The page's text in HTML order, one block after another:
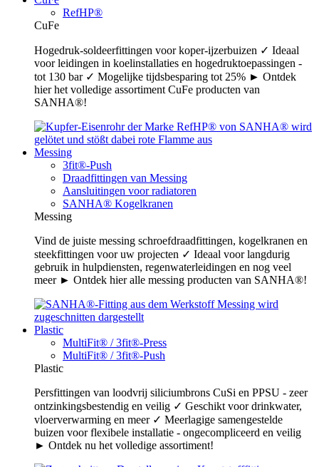
RefHP®
CuFe
Hogedruk-soldeerfittingen voor koper-ijzerbuizen ✓ Ideaal
voor leidingen in koelinstallaties en hogedruktoepassingen -
tot 130 bar ✓ Mogelijke tijdsbesparing tot 25% ► Ontdek
hier het volledige assortiment CuFe producten van
SANHA®!
Messing
3fit®-Push
Draadfittingen van Messing
Aansluitingen voor radiatoren
SANHA® Kogelkranen
Messing
Vind de juiste messing schroefdraadfittingen, kogelkranen en
steekfittingen voor uw projecten ✓ Ideaal voor langdurig
gebruik in hulpdiensten, regenwaterleidingen en nog veel
meer ► Ontdek hier alle messing producten van SANHA®!
Plastic
MultiFit® / 3fit®-Press
MultiFit® / 3fit®-Push
Plastic
Persfittingen van loodvrij siliciumbrons CuSi en PPSU - zeer
ontzinkingsbestendig en veilig ✓ Geschikt voor drinkwater,
vloerverwarming en meer ✓ Meerlagige samengestelde
buizen voor flexibele installatie - ongecompliceerd en veilig
► Ontdek nu het volledige assortiment!